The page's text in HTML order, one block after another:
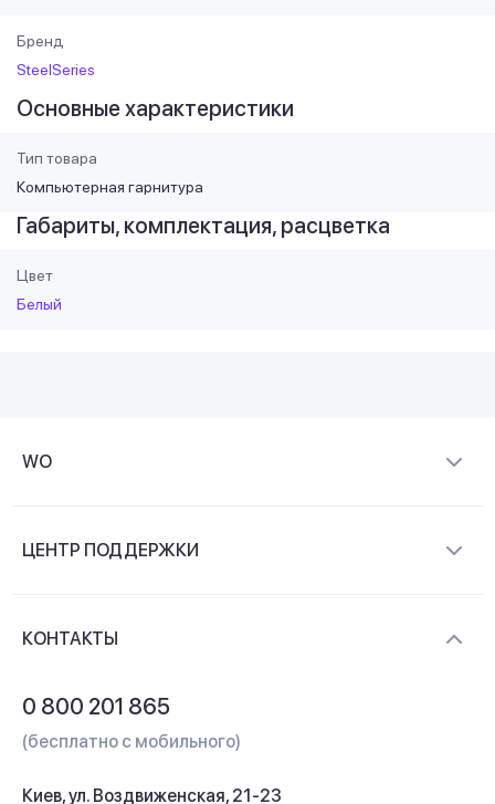
Бренд
SteelSeries
Основные характеристики
Тип товара
Компьютерная гарнитура
Габариты, комплектация, расцветка
Цвет
Белый
WO
Контакты
ЦЕНТР ПОДДЕРЖКИ
КОНТАКТЫ
0 800 201 865
(бесплатно с мобильного)
Киев, ул. Воздвиженская, 21-23